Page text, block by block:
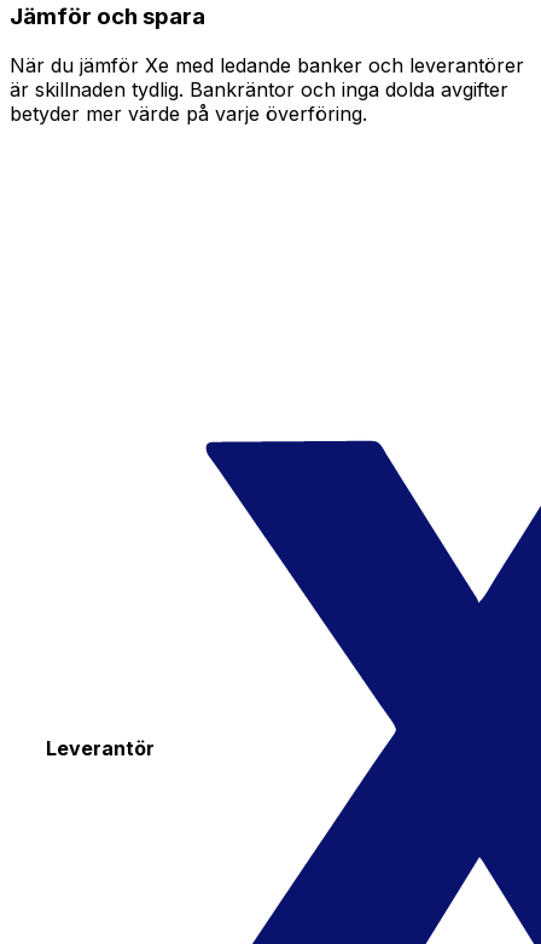
Jämför och spara
När du jämför Xe med ledande banker och leverantörer
är skillnaden tydlig. Bankräntor och inga dolda avgifter
betyder mer värde på varje överföring.
Leverantör